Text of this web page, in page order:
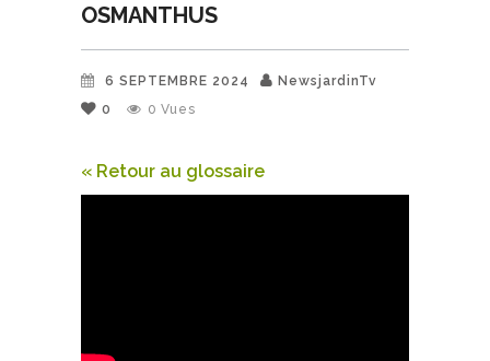
OSMANTHUS
6 SEPTEMBRE 2024
NewsjardinTv
0
0 Vues
« Retour au glossaire